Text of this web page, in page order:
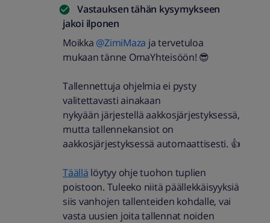
Vastauksen tähän kysymykseen
jakoi ilponen
Moikka @ZimiMaza ja tervetuloa
mukaan tänne OmaYhteisöön! 😎
Tallennettuja ohjelmia ei pysty
valitettavasti ainakaan
nykyään järjestellä aakkosjärjestyksessä,
mutta tallennekansiot on
aakkosjärjestyksessä automaattisesti. 👍
Täällä löytyy ohje tuohon tuplien
poistoon. Tuleeko niitä päällekkäisyyksiä
siis vanhojen tallenteiden kohdalle, vai
vasta uusien joita tallennat noiden